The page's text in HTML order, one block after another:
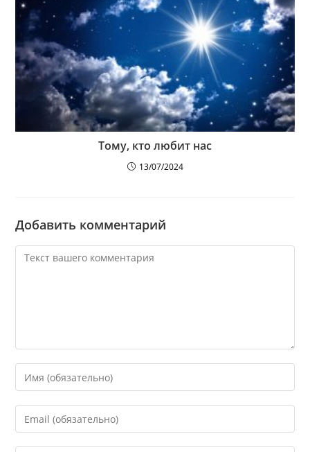
Тому, кто любит нас
13/07/2024
Добавить комментарий